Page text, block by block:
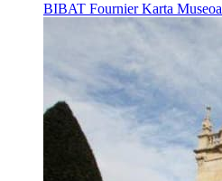
BIBAT Fournier Karta Museoa